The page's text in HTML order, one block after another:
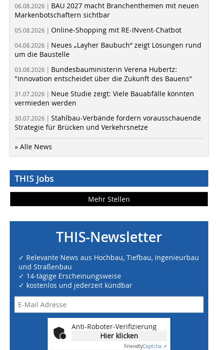
06.08.2026 | BAU 2027 macht Branchenthemen mit neuen
Markenbotschaftern sichtbar
05.08.2026 | Online-Shopping mit RE-INvent-Chatbot
04.08.2026 | Neues „Layher Baubuch“ zeigt Lösungen rund
um die Baustelle
03.08.2026 | Bundesbauministerin Verena Hubertz:
"Innovation entscheidet über die Zukunft des Bauens"
31.07.2026 | Neue Studie zeigt: Viele Bauabfälle könnten
vermieden werden
30.07.2026 | Stahlbau-Verbände fordern vorausschauende
Strategie für Brücken und Verkehrsnetze
» Alle News
THIS Jobs
Mehr Stellen
THIS-Newsletter
✓ Relevante News aus Hochbau, Tiefbau, Ingenieurbau
und Straßenbau
✓ 14-tägige Erscheinungsweise
✓ kostenlos und jederzeit kündbar
Anti-Roboter-Verifizierung
Hier klicken
FriendlyCaptcha ⇗